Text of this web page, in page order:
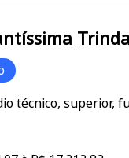
técnico, superior,